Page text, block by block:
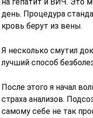
день. Процедура
кровь берут из вены.
Я несколько смутил
лучший способ
После этого я начал
страха анализов.
самому себе не так